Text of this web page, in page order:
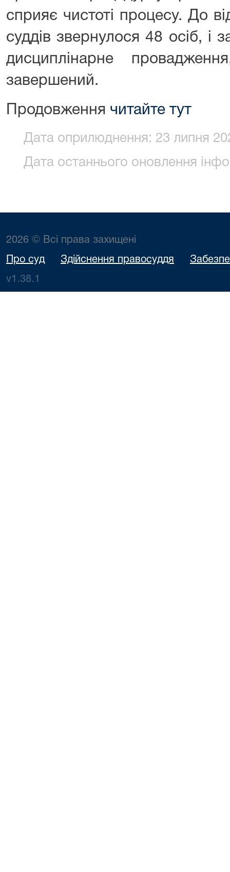
сприяє чистоті процесу. До
суддів звернулося 48 осіб, і
дисциплінарне
завершений.
Продовження читайте тут
Дата оприлюднення: 23 липня
Дата останнього оновлення
2026 © Всі права захищені
Про суд Здійснення правосуддя
v1.38.1